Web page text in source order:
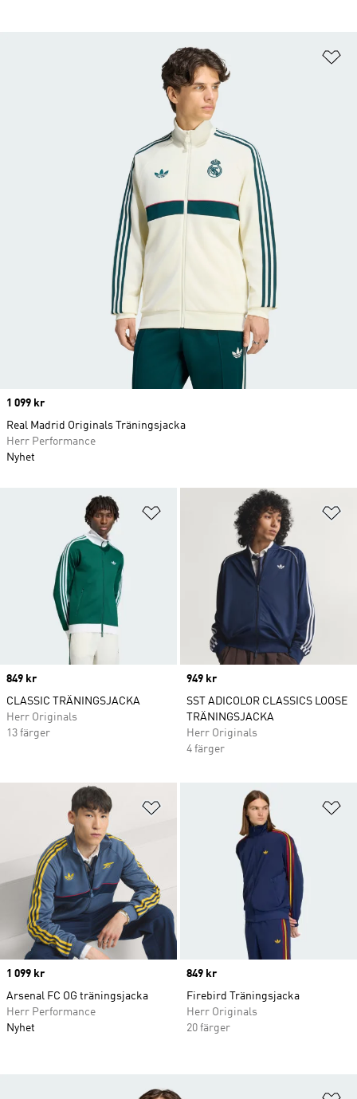
Lägg till på önskelistan
Price
849 kr
CLASSIC TRÄNINGSJACKA
Herr Originals
13 färger
Price
949 kr
SST ADICOLOR CLASSICS LOOSE
TRÄNINGSJACKA
Herr Originals
4 färger
Lägg till på önskelistan
Price
1 099 kr
Arsenal FC OG träningsjacka
Herr Performance
Nyhet
Price
849 kr
Firebird Träningsjacka
Herr Originals
20 färger
Price
1 099 kr
Real Madrid Originals Träningsjacka
Herr Performance
Nyhet